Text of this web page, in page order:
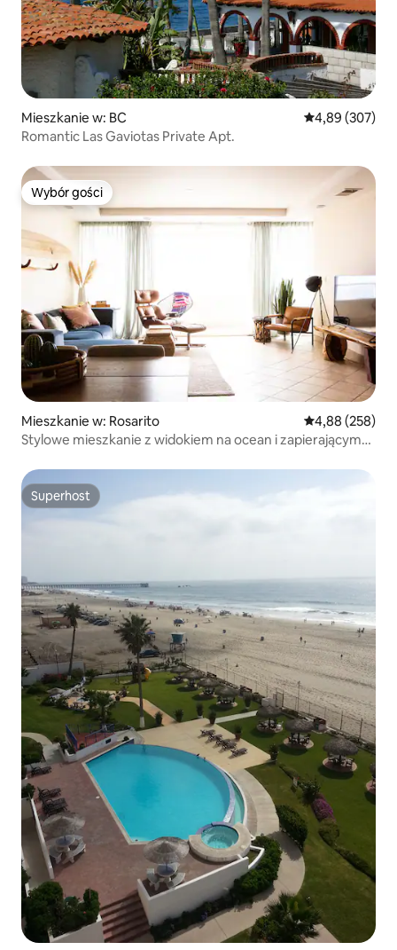
Mieszkanie w: BC Średnia
4,89 (307)
Romantic Las Gaviotas Private Apt.
Wybór gości
Wybór gości
Mieszkanie w: Rosarito Średnia
4,88 (258)
Stylowe mieszkanie z widokiem na ocean i zapierającym
Superhost
Superhost